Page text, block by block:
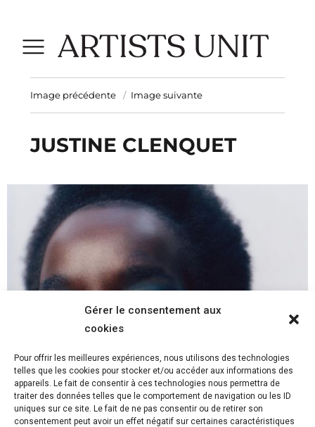
Gérer le consentement aux
cookies
Pour offrir les meilleures expériences, nous utilisons des technologies
telles que les cookies pour stocker et/ou accéder aux informations des
appareils. Le fait de consentir à ces technologies nous permettra de
traiter des données telles que le comportement de navigation ou les ID
uniques sur ce site. Le fait de ne pas consentir ou de retirer son
consentement peut avoir un effet négatif sur certaines caractéristiques
Image précédente Image suivante
JUSTINE CLENQUET